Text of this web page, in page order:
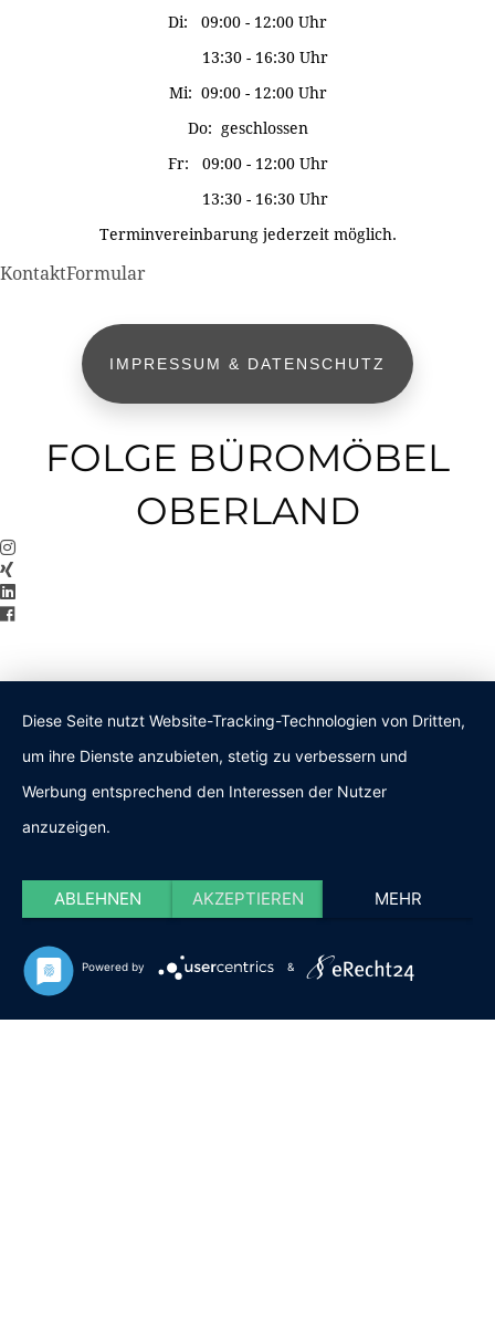
Di: 09:00 - 12:00 Uhr
13:30 - 16:30 Uhr
Mi: 09:00 - 12:00 Uhr
Do: geschlossen
Fr: 09:00 - 12:00 Uhr
13:30 - 16:30 Uhr
Terminvereinbarung jederzeit möglich.
KontaktFormular
IMPRESSUM & DATENSCHUTZ
FOLGE BÜROMÖBEL
OBERLAND
Diese Seite nutzt Website-Tracking-Technologien von Dritten,
um ihre Dienste anzubieten, stetig zu verbessern und
Werbung entsprechend den Interessen der Nutzer
anzuzeigen.
ABLEHNEN AKZEPTIEREN MEHR
Powered by &